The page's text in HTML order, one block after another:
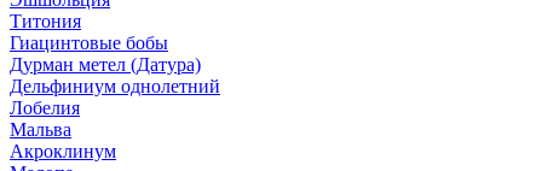
Титония
Гиацинтовые бобы
Дурман метел (Датура)
Дельфиниум однолетний
Лобелия
Мальва
Акроклинум